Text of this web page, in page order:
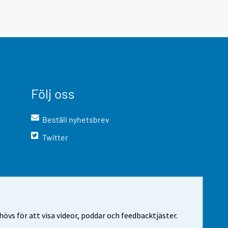
för att visa videor, poddar och feedbacktjäster.
Följ oss
Beställ nyhetsbrev
Twitter